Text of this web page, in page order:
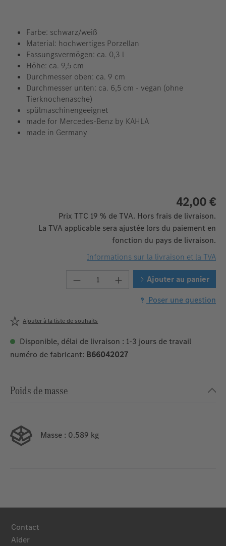
Farbe: schwarz/weiß
Material: hochwertiges Porzellan
Fassungsvermögen: ca. 0,3 l
Höhe: ca. 9,5 cm
Durchmesser oben: ca. 9 cm
Durchmesser unten: ca. 6,5 cm - vegan (ohne
Tierknochenasche)
spülmaschinengeeignet
made for Mercedes-Benz by KAHLA
made in Germany
42,00 €
Prix TTC 19 % de TVA. Hors frais de livraison.
La TVA applicable sera ajustée lors du paiement en
fonction du pays de livraison.
Informations sur la livraison et la TVA
Quantité de produit : Entrez la
Ajouter au panier
Poser une question
Ajouter à la liste de souhaits
Disponible, délai de livraison : 1-3 jours de travail
numéro de fabricant: B66042027
Poids de masse
Masse : 0.589 kg
Contact
Aider